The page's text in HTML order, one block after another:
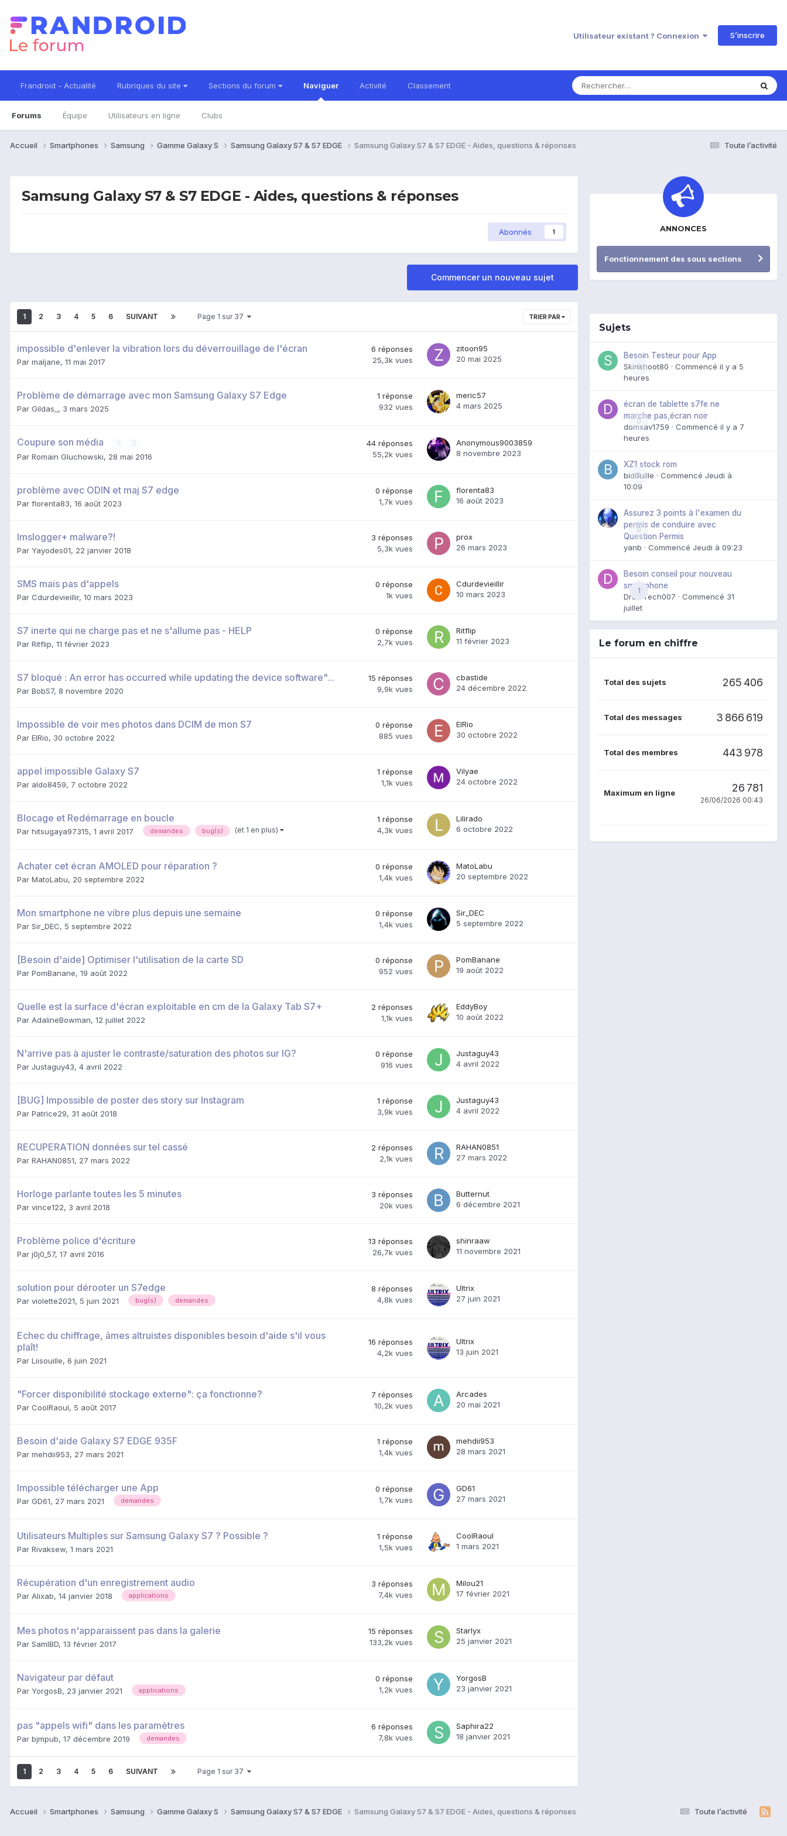
Utilisateur existant ? Connexion S’inscrire
Frandroid - Actualité Rubriques du site Sections du forum Naviguer
Forums Équipe Utilisateurs en ligne Clubs
Activité Classement
Toute l’activité
Accueil Smartphones Samsung Gamme Galaxy S Samsung Galaxy S7 & S7 EDGE Samsung Galaxy S7 & S7 EDGE - Aides, questions & réponses
Samsung Galaxy S7 & S7 EDGE - Aides, questions & réponses
Abonnés 1
Commencer un nouveau sujet
TRIER PAR
1 2 3 4 5 6 SUIVANT Page 1 sur 37
impossible d'enlever la vibration lors du déverrouillage de l'écran
Par maljane, 11 mai 2017
6 réponses
25,3k vues
zitoon95
20 mai 2025
Problème de démarrage avec mon Samsung Galaxy S7 Edge
Par Gildas_ , 3 mars 2025
1 réponse
932 vues
meric57
4 mars 2025
Coupure son média
Par Romain Gluchowski, 28 mai 2016
44 réponses
55,2k vues
Anonymous9003859
8 novembre 2023
problème avec ODIN et maj S7 edge
Par florenta83, 16 août 2023
0 réponse
1,7k vues
florenta83
16 août 2023
Imslogger+ malware?!
Par Yayodes01, 22 janvier 2018
3 réponses
5,3k vues
prox
26 mars 2023
SMS mais pas d'appels
Par Cdurdevieillir, 10 mars 2023
0 réponse
1k vues
Cdurdevieillir
10 mars 2023
S7 inerte qui ne charge pas et ne s'allume pas - HELP
Par Ritflip, 11 février 2023
0 réponse
2,7k vues
Ritflip
11 février 2023
S7 bloqué : An error has occurred while updating the device software"...
Par BobS7, 8 novembre 2020
15 réponses
9,9k vues
cbastide
24 décembre 2022
Impossible de voir mes photos dans DCIM de mon S7
Par ElRio, 30 octobre 2022
0 réponse
885 vues
ElRio
30 octobre 2022
appel impossible Galaxy S7
Par aldo8459, 7 octobre 2022
1 réponse
1,1k vues
Vilyae
24 octobre 2022
Blocage et Redémarrage en boucle
Par hitsugaya97315, 1 avril 2017 demandes bug(s) (et 1 en plus)
1 réponse
4,3k vues
Lilirado
6 octobre 2022
Achater cet écran AMOLED pour réparation ?
Par MatoLabu, 20 septembre 2022
0 réponse
1,4k vues
MatoLabu
20 septembre 2022
Mon smartphone ne vibre plus depuis une semaine
Par Sir_DEC, 5 septembre 2022
0 réponse
1,4k vues
Sir_DEC
5 septembre 2022
[Besoin d'aide] Optimiser l'utilisation de la carte SD
Par PomBanane, 19 août 2022
0 réponse
952 vues
PomBanane
19 août 2022
Quelle est la surface d'écran exploitable en cm de la Galaxy Tab S7+
Par AdalineBowman, 12 juillet 2022
2 réponses
1,1k vues
EddyBoy
10 août 2022
N'arrive pas à ajuster le contraste/saturation des photos sur IG?
Par Justaguy43, 4 avril 2022
0 réponse
916 vues
Justaguy43
4 avril 2022
[BUG] Impossible de poster des story sur Instagram
Par Patrice29, 31 août 2018
1 réponse
3,9k vues
Justaguy43
4 avril 2022
RECUPERATION données sur tel cassé
Par RAHAN0851, 27 mars 2022
2 réponses
2,1k vues
RAHAN0851
27 mars 2022
Horloge parlante toutes les 5 minutes
Par vince122, 3 avril 2018
3 réponses
20k vues
Butternut
6 décembre 2021
Problème police d'écriture
Par j0j0_57, 17 avril 2016
13 réponses
26,7k vues
shinraaw
11 novembre 2021
solution pour dérooter un S7edge
Par violette2021, 5 juin 2021 bug(s) demandes
8 réponses
4,8k vues
Ultrix
27 juin 2021
Echec du chiffrage, âmes altruistes disponibles besoin d'aide s'il vous
plaît!
Par Liisouille, 6 juin 2021
16 réponses
4,2k vues
Ultrix
13 juin 2021
"Forcer disponibilité stockage externe": ça fonctionne?
Par CoolRaoul, 5 août 2017
7 réponses
10,2k vues
Arcades
20 mai 2021
Besoin d'aide Galaxy S7 EDGE 935F
Par mehdii953, 27 mars 2021
1 réponse
1,4k vues
mehdii953
28 mars 2021
Impossible télécharger une App
Par GD61, 27 mars 2021 demandes
0 réponse
1,7k vues
GD61
27 mars 2021
Utilisateurs Multiples sur Samsung Galaxy S7 ? Possible ?
Par Rivaksew, 1 mars 2021
1 réponse
1,5k vues
CoolRaoul
1 mars 2021
Récupération d'un enregistrement audio
Par Alixab, 14 janvier 2018 applications
3 réponses
7,4k vues
Milou21
17 février 2021
Mes photos n'apparaissent pas dans la galerie
Par SamIBD, 13 février 2017
15 réponses
133,2k vues
Starlyx
25 janvier 2021
Navigateur par défaut
Par YorgosB, 23 janvier 2021 applications
0 réponse
1,2k vues
YorgosB
23 janvier 2021
pas "appels wifi" dans les paramètres
Par bjmpub, 17 décembre 2019 demandes
6 réponses
7,8k vues
Saphira22
18 janvier 2021
1 2 3 4 5 6 SUIVANT Page 1 sur 37
ANNONCES
Fonctionnement des sous sections
Sujets
0
Besoin Testeur pour App
Skinshoot80 · Commencé il y a 5
heures
0
écran de tablette s7fe ne
marche pas,écran noir
domxav1759 · Commencé il y a 7
heures
0
XZ1 stock rom
bid0uille · Commencé Jeudi à
10:09
0
Assurez 3 points à l'examen du
permis de conduire avec
Question Permis
yanb · Commencé Jeudi à 09:23
1
Besoin conseil pour nouveau
smartphone
DroidTech007 · Commencé 31
juillet
Le forum en chiffre
Total des sujets 265 406
Total des messages 3 866 619
Total des membres 443 978
Maximum en ligne 26 781
26/06/2026 00:43
Toute l’activité
Accueil Smartphones Samsung Gamme Galaxy S Samsung Galaxy S7 & S7 EDGE Samsung Galaxy S7 & S7 EDGE - Aides, questions & réponses